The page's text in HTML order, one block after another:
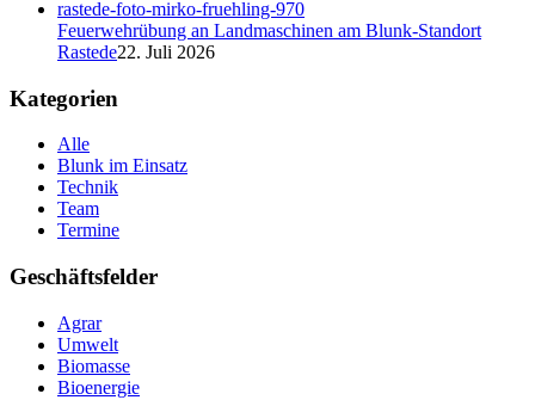
Feuerwehrübung an Landmaschinen am Blunk-Standort
Rastede22. Juli 2026
Kategorien
Alle
Blunk im Einsatz
Technik
Team
Termine
Geschäftsfelder
Agrar
Umwelt
Biomasse
Bioenergie